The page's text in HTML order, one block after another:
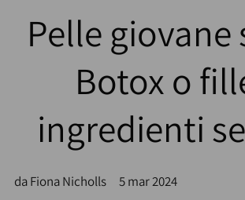
Pelle giovane
Botox o
ingredienti
da Fiona Nicholls 5 mar 2024